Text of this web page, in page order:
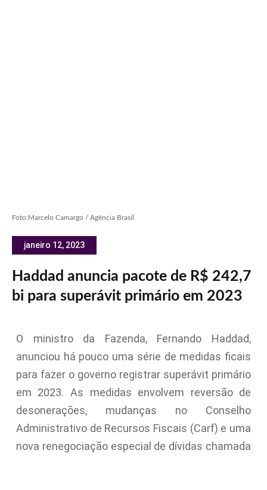
Foto:Marcelo Camargo / Agência Brasil
janeiro 12, 2023
Haddad anuncia pacote de R$ 242,7
bi para superávit primário em 2023
O ministro da Fazenda, Fernando Haddad,
anunciou há pouco uma série de medidas ficais
para fazer o governo registrar superávit primário
em 2023. As medidas envolvem reversão de
desonerações, mudanças no Conselho
Administrativo de Recursos Fiscais (Carf) e uma
nova renegociação especial de dívidas chamada